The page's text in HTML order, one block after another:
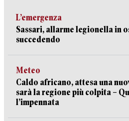
L’emergenza
Sassari, allarme legionella in
succedendo
Meteo
Caldo africano, attesa una
sarà la regione più colpita –
l’impennata